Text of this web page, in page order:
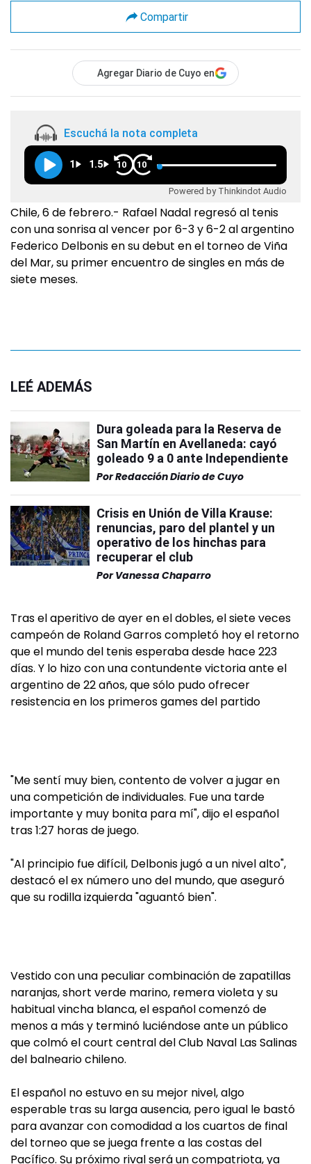
Compartir
Agregar Diario de Cuyo en
Escuchá la nota completa
1 1.5 10 10
Powered by Thinkindot Audio
Chile, 6 de febrero.- Rafael Nadal regresó al tenis
con una sonrisa al vencer por 6-3 y 6-2 al argentino
Federico Delbonis en su debut en el torneo de Viña
del Mar, su primer encuentro de singles en más de
siete meses.
LEÉ ADEMÁS
Dura goleada para la Reserva de
San Martín en Avellaneda: cayó
goleado 9 a 0 ante Independiente
PorRedacción Diario de Cuyo
Crisis en Unión de Villa Krause:
renuncias, paro del plantel y un
operativo de los hinchas para
recuperar el club
Por Vanessa Chaparro
Tras el aperitivo de ayer en el dobles, el siete veces
campeón de Roland Garros completó hoy el retorno
que el mundo del tenis esperaba desde hace 223
días. Y lo hizo con una contundente victoria ante el
argentino de 22 años, que sólo pudo ofrecer
resistencia en los primeros games del partido
"Me sentí muy bien, contento de volver a jugar en
una competición de individuales. Fue una tarde
importante y muy bonita para mí", dijo el español
tras 1:27 horas de juego.
"Al principio fue difícil, Delbonis jugó a un nivel alto",
destacó el ex número uno del mundo, que aseguró
que su rodilla izquierda "aguantó bien".
Vestido con una peculiar combinación de zapatillas
naranjas, short verde marino, remera violeta y su
habitual vincha blanca, el español comenzó de
menos a más y terminó luciéndose ante un público
que colmó el court central del Club Naval Las Salinas
del balneario chileno.
El español no estuvo en su mejor nivel, algo
esperable tras su larga ausencia, pero igual le bastó
para avanzar con comodidad a los cuartos de final
del torneo que se juega frente a las costas del
Pacífico. Su próximo rival será un compatriota, ya